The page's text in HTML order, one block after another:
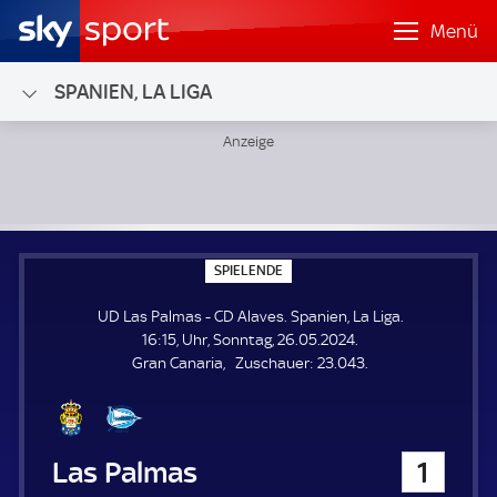
Menü
SPANIEN, LA LIGA
SPIELENDE
P
E
L
E
N
UD Las Palmas - CD Alaves. Spanien, La Liga.
16:15, Uhr, Sonntag, 26.05.2024.
Gran Canaria
Zuschauer: Z
23.043.
UD Las Palmas 1